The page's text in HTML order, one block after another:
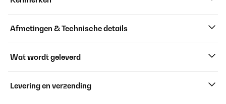
Afmetingen & Technische details
Wat wordt geleverd
Levering en verzending